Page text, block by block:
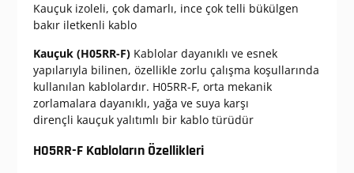
Kauçuk izoleli, çok damarlı, ince çok telli bükülgen
bakır iletkenli kablo
Kauçuk (H05RR-F) Kablolar dayanıklı ve esnek
yapılarıyla bilinen, özellikle zorlu çalışma koşullarında
kullanılan kablolardır. H05RR-F, orta mekanik
zorlamalara dayanıklı, yağa ve suya karşı
dirençli kauçuk yalıtımlı bir kablo türüdür
H05RR-F Kabloların Özellikleri